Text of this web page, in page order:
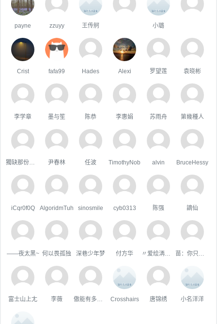
payne zzuyy 王传舸 小璐
Crist fafa99 Hades Alexi 罗望莲 袁晓彬
李学章 墨与笙 陈恭 李惠娟 苏雨舟 第幾種人
尹春林 任波 TimothyNob alvin BruceHessy
iCqr0f0Q AlgoridmTuh sinosmile cyb0313 陈强 謫仙
——夜太黑~ 何以畏孤独 深巷少年梦 付方华
富士山上尢 李薇 Crosshairs 唐锦绣 小名洋洋